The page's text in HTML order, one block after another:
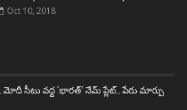
Oct 10, 2018
మోదీ సీటు వద్ద ‘భారత్’ నేమ్ ప్లేట్‌.. పేరు మార్పు